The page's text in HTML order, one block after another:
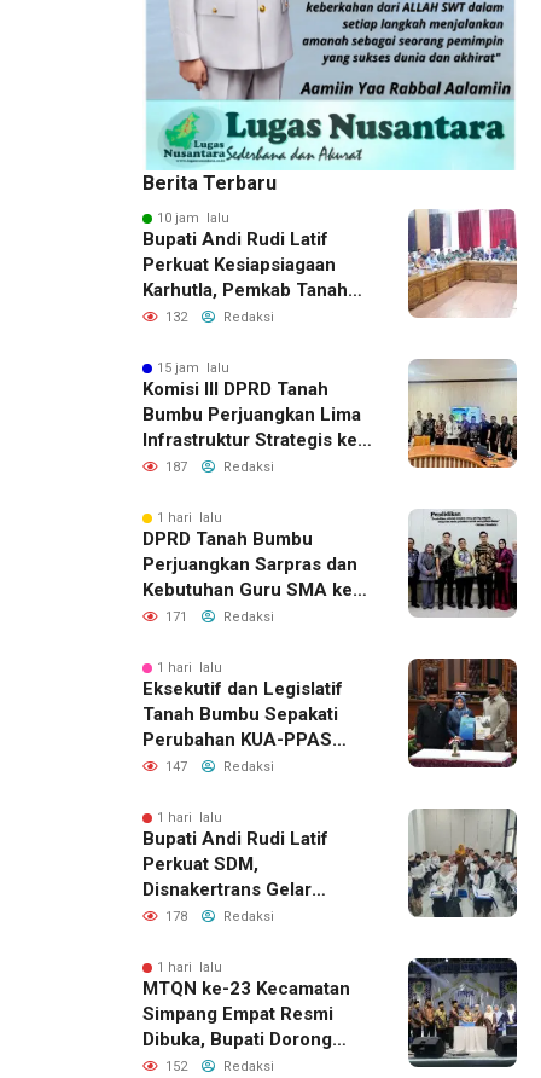
Berita Terbaru
10 jam lalu
Bupati Andi Rudi Latif
Perkuat Kesiapsiagaan
Karhutla, Pemkab Tanah
Bumbu Aktifkan Posko
132 Redaksi
15 jam lalu
Komisi III DPRD Tanah
Bumbu Perjuangkan Lima
Infrastruktur Strategis ke
BPJN XI Banjarmasin
187 Redaksi
1 hari lalu
DPRD Tanah Bumbu
Perjuangkan Sarpras dan
Kebutuhan Guru SMA ke
Pemprov Kalsel
171 Redaksi
1 hari lalu
Eksekutif dan Legislatif
Tanah Bumbu Sepakati
Perubahan KUA-PPAS
2026, Perkuat Sinergi
147 Redaksi
1 hari lalu
Bupati Andi Rudi Latif
Perkuat SDM,
Disnakertrans Gelar
Pelatihan Desain Grafis
178 Redaksi
1 hari lalu
MTQN ke-23 Kecamatan
Simpang Empat Resmi
Dibuka, Bupati Dorong
Lahirnya Generasi Qur’ani
152 Redaksi